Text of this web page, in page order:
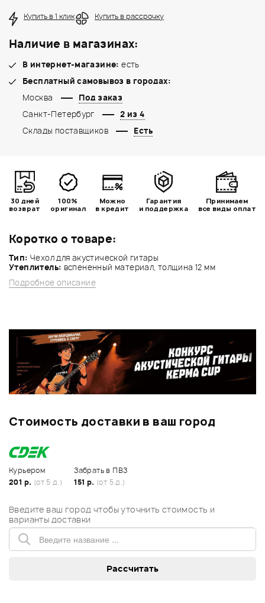
Коротко о товаре:
Тип: Чехол для акустической гитары
Утеплитель: вспененный материал, толщина 12 мм
Подробное описание
Купить в 1 клик Купить в рассрочку
Наличие в магазинах:
В интернет-магазине: есть
Бесплатный самовывоз в городах:
Москва
Под заказ
Санкт-Петербург
2 из 4
Склады поставщиков
Есть
30 дней
возврат
100%
оригинал
Можно
в кредит
Гарантия
и поддержка
Принимаем
все виды оплат
Стоимость доставки в ваш город
Курьером
201 р. (от 5 д.)
Забрать в ПВЗ
151 р. (от 5 д.)
Введите ваш город чтобы уточнить стоимость и
варианты доставки